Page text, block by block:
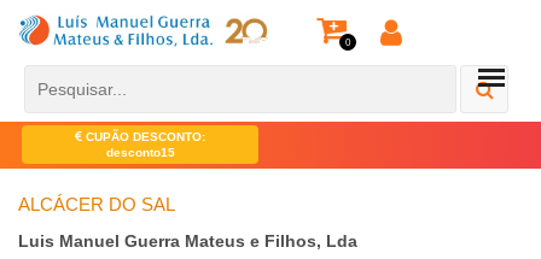
0
CUPÃO DESCONTO:
desconto15
ALCÁCER DO SAL
Luis Manuel Guerra Mateus e Filhos, Lda